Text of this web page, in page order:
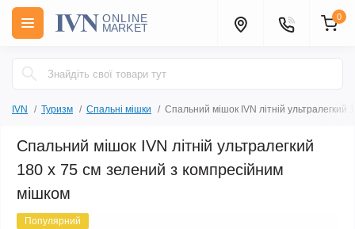
0
IVN Туризм Спальні мішки Спальний мішок IVN літній
Спальний мішок IVN літній ультралегкий
180 х 75 см зелений з компресійним
мішком
Популярний